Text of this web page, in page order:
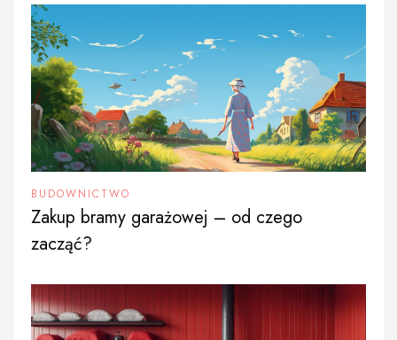
BUDOWNICTWO
Zakup bramy garażowej – od czego
zacząć?